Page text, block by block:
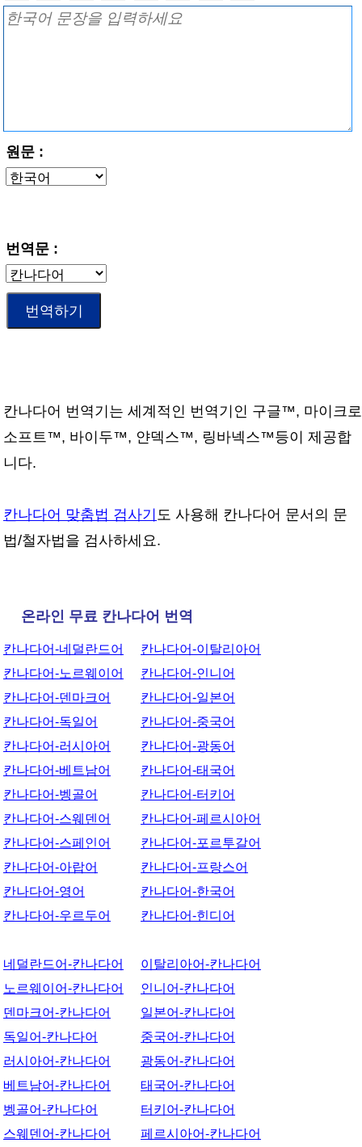
원문 :
번역문 :
칸나다어 번역기는 세계적인 번역기인 구글™, 마이크로
소프트™, 바이두™, 얀덱스™, 링바넥스™등이 제공합
니다.
칸나다어 맞춤법 검사기 도 사용해 칸나다어 문서의 문
법/철자법을 검사하세요.
온라인 무료 칸나다어 번역
칸나다어-네덜란드어
칸나다어-노르웨이어
칸나다어-덴마크어
칸나다어-독일어
칸나다어-러시아어
칸나다어-베트남어
칸나다어-벵골어
칸나다어-스웨덴어
칸나다어-스페인어
칸나다어-아랍어
칸나다어-영어
칸나다어-우르두어
칸나다어-이탈리아어
칸나다어-인니어
칸나다어-일본어
칸나다어-중국어
칸나다어-광동어
칸나다어-태국어
칸나다어-터키어
칸나다어-페르시아어
칸나다어-포르투갈어
칸나다어-프랑스어
칸나다어-한국어
칸나다어-힌디어
네덜란드어-칸나다어
노르웨이어-칸나다어
덴마크어-칸나다어
독일어-칸나다어
러시아어-칸나다어
베트남어-칸나다어
벵골어-칸나다어
스웨덴어-칸나다어
이탈리아어-칸나다어
인니어-칸나다어
일본어-칸나다어
중국어-칸나다어
광동어-칸나다어
태국어-칸나다어
터키어-칸나다어
페르시아어-칸나다어